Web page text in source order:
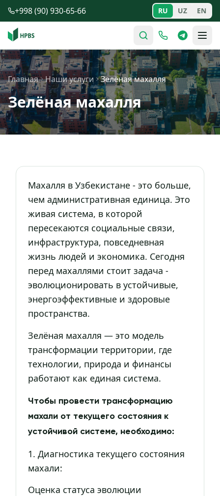
Перейти к содержимому
+998 (90) 930-65-66 RU UZ EN
Главная Наши услуги Зелёная махалля
Зелёная махалля
Махалля в Узбекистане - это больше,
чем административная единица. Это
живая система, в которой
пересекаются социальные связи,
инфраструктура, повседневная
жизнь людей и экономика. Сегодня
перед махаллями стоит задача -
эволюционировать в устойчивые,
энергоэффективные и здоровые
пространства.
Зелёная махалля — это модель
трансформации территории, где
технологии, природа и финансы
работают как единая система.
Чтобы провести трансформацию
махали от текущего состояния к
устойчивой системе, необходимо:
1. Диагностика текущего состояния
махали:
Оценка статуса эволюции